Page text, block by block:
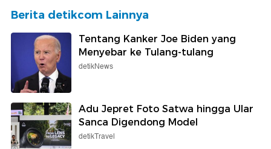
Berita detikcom Lainnya
Tentang Kanker Joe Biden yang
Menyebar ke Tulang-tulang
detikNews
Adu Jepret Foto Satwa hingga Ular
Sanca Digendong Model
detikTravel